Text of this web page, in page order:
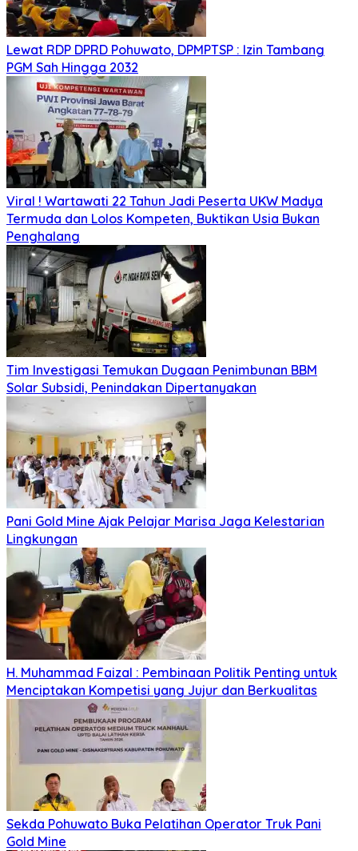
Lewat RDP DPRD Pohuwato, DPMPTSP : Izin Tambang
PGM Sah Hingga 2032
Viral ! Wartawati 22 Tahun Jadi Peserta UKW Madya
Termuda dan Lolos Kompeten, Buktikan Usia Bukan
Penghalang
Tim Investigasi Temukan Dugaan Penimbunan BBM
Solar Subsidi, Penindakan Dipertanyakan
Pani Gold Mine Ajak Pelajar Marisa Jaga Kelestarian
Lingkungan
H. Muhammad Faizal : Pembinaan Politik Penting untuk
Menciptakan Kompetisi yang Jujur dan Berkualitas
Sekda Pohuwato Buka Pelatihan Operator Truk Pani
Gold Mine